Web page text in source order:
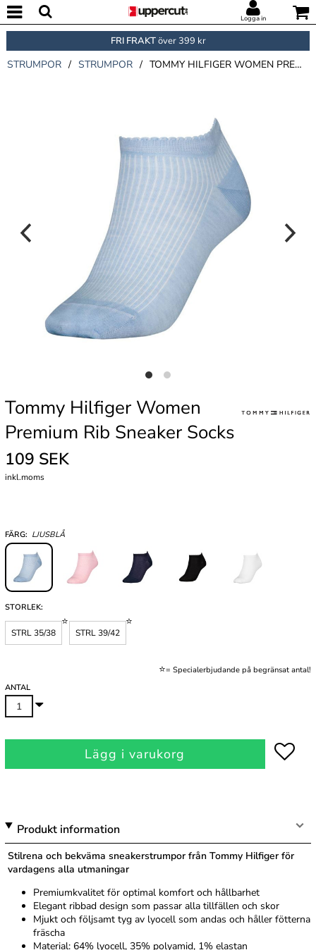
Logga in
FRI FRAKTöver 399 kr
STRUMPOR / STRUMPOR / TOMMY HILFIGER WOMEN PREMIUM RIB SNEAKER SOCKS
Tommy Hilfiger Women
Premium Rib Sneaker Socks
109 SEK
inkl.moms
FÄRG: LJUSBLÅ
STORLEK:
STRL 35/38 STRL 39/42
⭐= Specialerbjudande på begränsat antal!
ANTAL
Lägg i varukorg
Produkt information
Stilrena och bekväma sneakerstrumpor från Tommy Hilfiger för
vardagens alla utmaningar
Premiumkvalitet för optimal komfort och hållbarhet
Elegant ribbad design som passar alla tillfällen och skor
Mjukt och följsamt tyg av lyocell som andas och håller fötterna
fräscha
Material: 64% lyocell, 35% polyamid, 1% elastan